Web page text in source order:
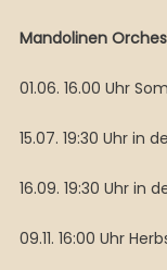
Mandolinen
01.06. 16.00 Uhr
15.07. 19:30 Uhr in
16.09. 19:30 Uhr in
09.11. 16:00 Uhr